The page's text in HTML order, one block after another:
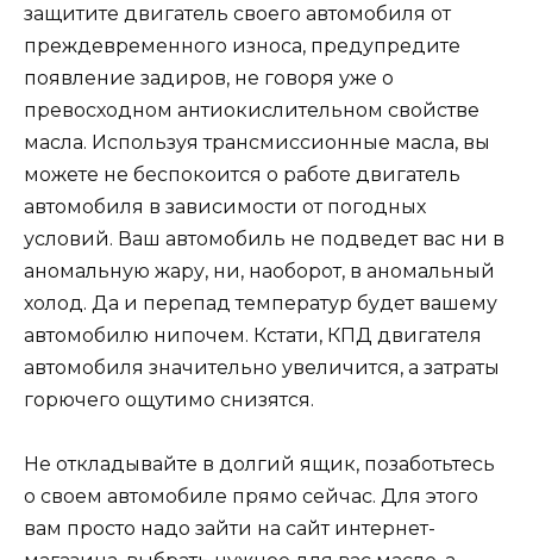
защитите двигатель своего автомобиля от
преждевременного износа, предупредите
появление задиров, не говоря уже о
превосходном антиокислительном свойстве
масла. Используя трансмиссионные масла, вы
можете не беспокоится о работе двигатель
автомобиля в зависимости от погодных
условий. Ваш автомобиль не подведет вас ни в
аномальную жару, ни, наоборот, в аномальный
холод. Да и перепад температур будет вашему
автомобилю нипочем. Кстати, КПД двигателя
автомобиля значительно увеличится, а затраты
горючего ощутимо снизятся.
Не откладывайте в долгий ящик, позаботьтесь
о своем автомобиле прямо сейчас. Для этого
вам просто надо зайти на сайт интернет-